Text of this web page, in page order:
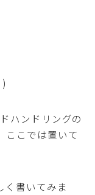
ハンドリングの
ここでは置いて
く書いてみま